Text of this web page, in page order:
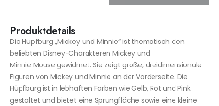
Produktdetails
Die Hüpfburg „Mickey und Minnie“ ist thematisch den
beliebten Disney-Charakteren Mickey und
Minnie Mouse gewidmet. Sie zeigt große, dreidimensionale
Figuren von Mickey und Minnie an der Vorderseite. Die
Hüpfburg ist in lebhaften Farben wie Gelb, Rot und Pink
gestaltet und bietet eine Sprungfläche sowie eine kleine